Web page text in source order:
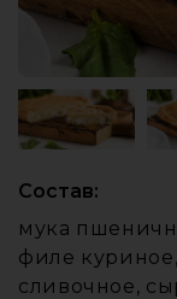
Состав:
мука
филе
сливочное,